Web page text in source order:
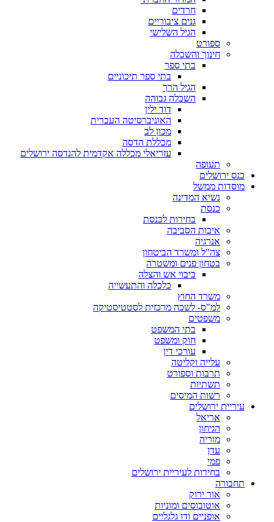
חרדים
גנים ציבוריים
הגיל השלישי
ספורט
חינוך והשכלה
בתי ספר
בתי ספר תיכוניים
הגיל הרך
השכלה גבוהה
דוד ילין
האוניברסיטה העברית
מכון לב
מכללת הדסה
עזריאלי מכללה אקדמית להנדסה ירושלים
תעופה
כנס ירושלים
מוסדות ממשל
נשיא המדינה
כנסת
בחירות לכנסת
איכות הסביבה
אנרגיה
צה"ל ומשרד הביטחון
בטחון פנים ומשטרה
כיבוי אש והצלה
כלכלה והתעשייה
משרד החוץ
למ"ס- לשכה מרכזית לסטטיסטיקה
משפטים
בתי המשפט
חוק ומשפט
עורכי דין
עלייה וקליטה
תרבות וספורט
תשתיות
רשות המיסים
עיריית ירושלים
אריאל
הגיחון
מוריה
עדן
פמי
בחירות לעיריית ירושלים
תחבורה
אור ירוק
אוטובוסים ומוניות
אופניים ודו גלגליים